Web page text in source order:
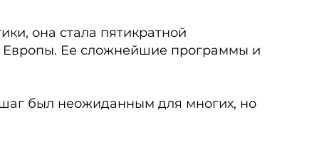
она стала пятикратной
Европы. Ее сложнейшие программы и
был неожиданным для многих, но